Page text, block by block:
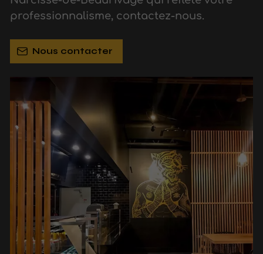
professionnalisme, contactez-nous.
Nous contacter